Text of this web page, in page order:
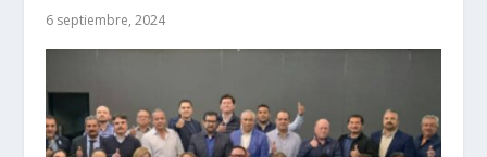
6 septiembre, 2024